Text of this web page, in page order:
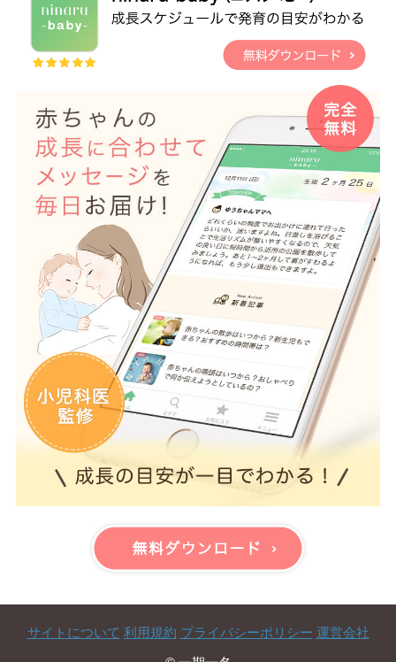
サイトについて 利用規約 プライバシーポリシー 運営会社